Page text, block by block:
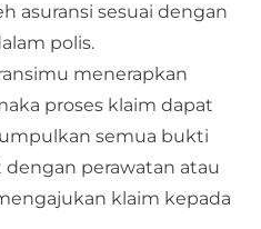
asuransi sesuai dengan
polis.
menerapkan
proses klaim dapat
semua bukti
perawatan atau
klaim kepada